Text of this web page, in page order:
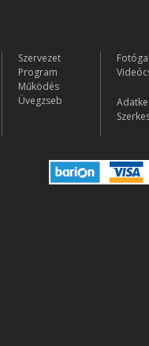
Szervezet
Program
Működés
Üvegzseb